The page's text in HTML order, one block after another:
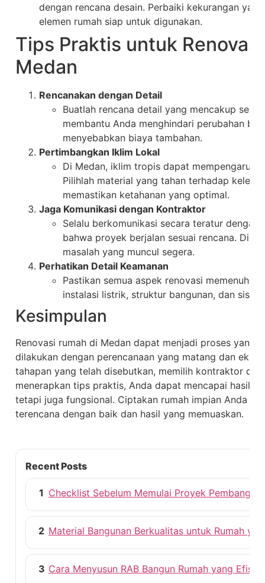
dengan rencana desain. Perbaiki kekurangan
elemen rumah siap untuk digunakan.
Tips Praktis untuk
Medan
Rencanakan dengan Detail
Buatlah rencana detail yang mencakup
membantu Anda menghindari perubahan
menyebabkan biaya tambahan.
Pertimbangkan Iklim Lokal
Di Medan, iklim tropis dapat mempengaruhi
Pilihlah material yang tahan terhadap
memastikan ketahanan yang optimal.
Jaga Komunikasi dengan Kontraktor
Selalu berkomunikasi secara teratur
bahwa proyek berjalan sesuai rencana.
masalah yang muncul segera.
Perhatikan Detail Keamanan
Pastikan semua aspek renovasi memenuhi
instalasi listrik, struktur bangunan, dan
Kesimpulan
Renovasi rumah di Medan dapat menjadi proses yang
dilakukan dengan perencanaan yang matang dan
tahapan yang telah disebutkan, memilih kontraktor
menerapkan tips praktis, Anda dapat mencapai hasil
tetapi juga fungsional. Ciptakan rumah impian Anda
terencana dengan baik dan hasil yang memuaskan.
Recent Posts
1 Checklist Sebelum Memulai Proyek
2 Material Bangunan Berkualitas untuk Rumah
3 Cara Menyusun RAB Bangun Rumah yang Efisien